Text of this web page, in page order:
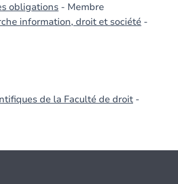
obligations - Membre
information, droit et société -
de la Faculté de droit -